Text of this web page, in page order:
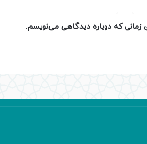
زمانی که دوباره دیدگاهی می‌نویسم.